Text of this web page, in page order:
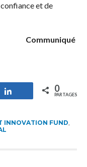
et de
Communiqué
Partagez 0
PARTAGES
INNOVATION FUND,